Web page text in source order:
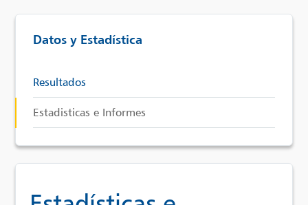
Datos y Estadística
Resultados
Estadisticas e Informes